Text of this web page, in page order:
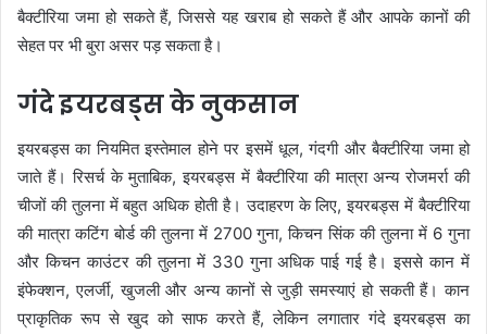
बैक्टीरिया जमा हो सकते हैं, जिससे यह खराब हो सकते हैं और आपके कानों की
सेहत पर भी बुरा असर पड़ सकता है।
गंदे इयरबड्स के नुकसान
इयरबड्स का नियमित इस्तेमाल होने पर इसमें धूल, गंदगी और बैक्टीरिया जमा हो
जाते हैं। रिसर्च के मुताबिक, इयरबड्स में बैक्टीरिया की मात्रा अन्य रोजमर्रा की
चीजों की तुलना में बहुत अधिक होती है। उदाहरण के लिए, इयरबड्स में बैक्टीरिया
की मात्रा कटिंग बोर्ड की तुलना में 2700 गुना, किचन सिंक की तुलना में 6 गुना
और किचन काउंटर की तुलना में 330 गुना अधिक पाई गई है। इससे कान में
इंफेक्शन, एलर्जी, खुजली और अन्य कानों से जुड़ी समस्याएं हो सकती हैं। कान
प्राकृतिक रूप से खुद को साफ करते हैं, लेकिन लगातार गंदे इयरबड्स का